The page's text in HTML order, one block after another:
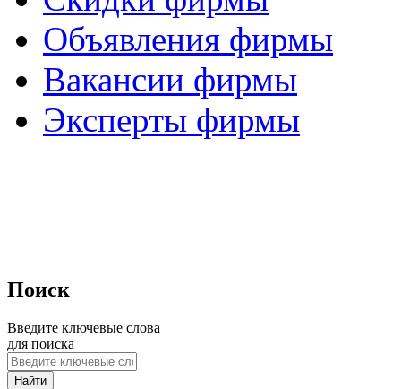
Объявления фирмы
Вакансии фирмы
Эксперты фирмы
Поиск
Введите ключевые слова
для поиска